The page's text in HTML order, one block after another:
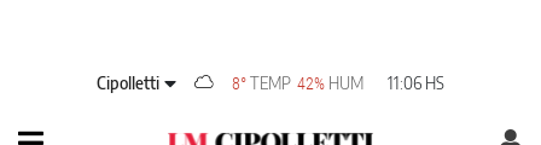
Cipolletti 8°TEMP 42% HUM 11:06 HS